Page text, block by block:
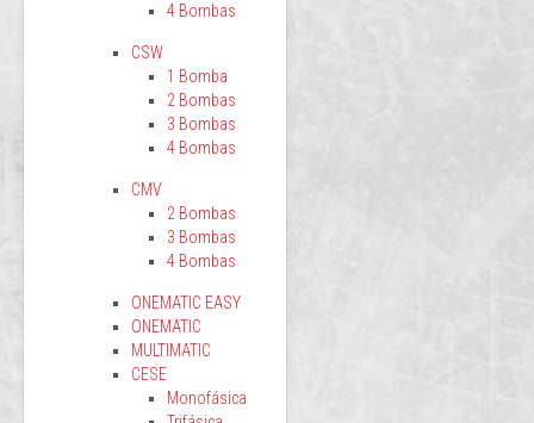
4 Bombas
CSW
1 Bomba
2 Bombas
3 Bombas
4 Bombas
CMV
2 Bombas
3 Bombas
4 Bombas
ONEMATIC EASY
ONEMATIC
MULTIMATIC
CESE
Monofásica